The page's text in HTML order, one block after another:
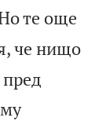
те още
че нищо